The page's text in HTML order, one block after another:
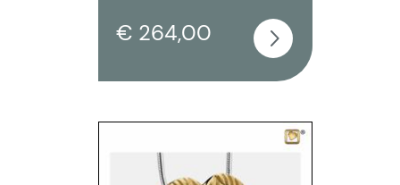
€ 264,00